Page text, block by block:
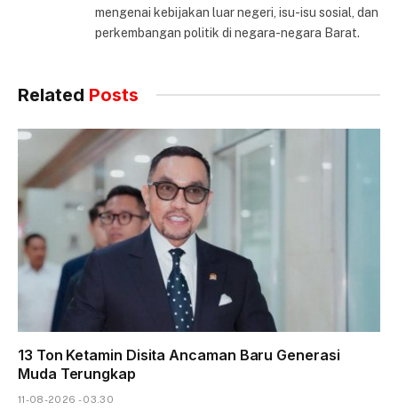
mengenai kebijakan luar negeri, isu-isu sosial, dan
perkembangan politik di negara-negara Barat.
Related Posts
13 Ton Ketamin Disita Ancaman Baru Generasi
Muda Terungkap
11-08-2026 - 03.30